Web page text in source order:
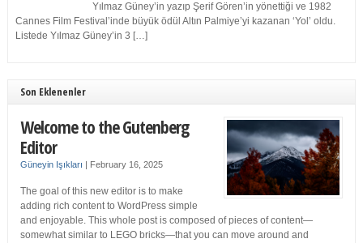
Yılmaz Güney’in yazıp Şerif Gören’in yönettiği ve 1982
Cannes Film Festival’inde büyük ödül Altın Palmiye’yi kazanan ‘Yol’ oldu.
Listede Yılmaz Güney’in 3 […]
Son Eklenenler
Welcome to the Gutenberg
Editor
Güneyin Işıkları | February 16, 2025
The goal of this new editor is to make
adding rich content to WordPress simple
and enjoyable. This whole post is composed of pieces of content—
somewhat similar to LEGO bricks—that you can move around and